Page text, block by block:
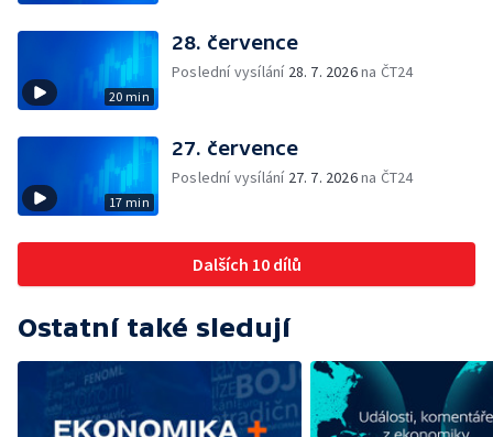
20 min
28. července
Poslední vysílání 28. 7. 2026na ČT24
17 min
27. července
Poslední vysílání 27. 7. 2026na ČT24
Dalších 10 dílů
Ostatní také sledují